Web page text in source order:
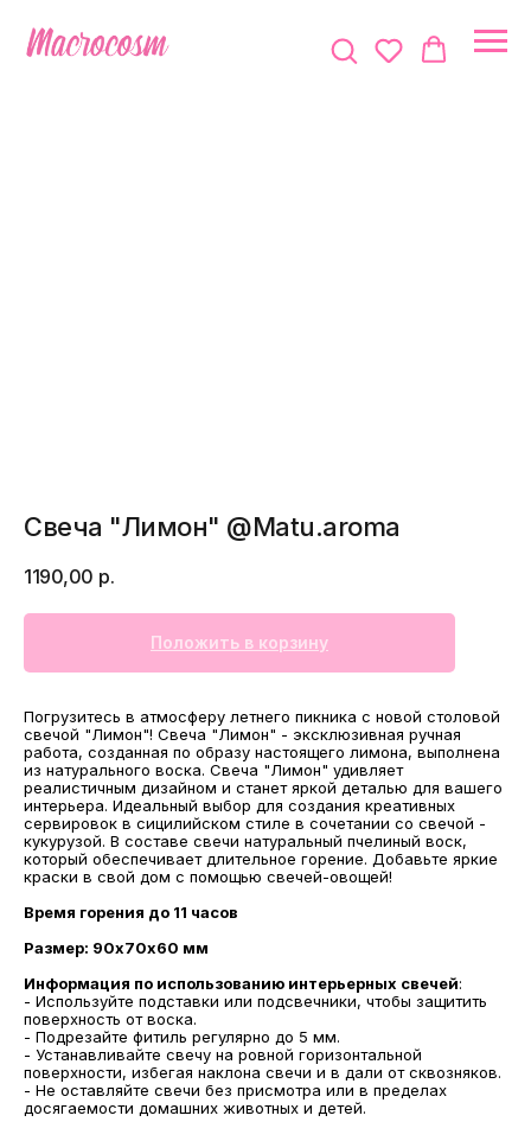
Свеча "Лимон" @Matu.aroma
1190,00 р.
Положить в корзину
Погрузитесь в атмосферу летнего пикника с новой столовой
свечой "Лимон"! Свеча "Лимон" - эксклюзивная ручная
работа, созданная по образу настоящего лимона, выполнена
из натурального воска. Свеча "Лимон" удивляет
реалистичным дизайном и станет яркой деталью для вашего
интерьера. Идеальный выбор для создания креативных
сервировок в сицилийском стиле в сочетании со свечой -
кукурузой. В составе свечи натуральный пчелиный воск,
который обеспечивает длительное горение. Добавьте яркие
краски в свой дом с помощью свечей-овощей!
Время горения до 11 часов
Размер: 90х70х60 мм
Информация по использованию интерьерных свечей:
- Используйте подставки или подсвечники, чтобы защитить
поверхность от воска.
- Подрезайте фитиль регулярно до 5 мм.
- Устанавливайте свечу на ровной горизонтальной
поверхности, избегая наклона свечи и в дали от сквозняков.
- Не оставляйте свечи без присмотра или в пределах
досягаемости домашних животных и детей.
МАГАЗИНЫ
Потрогать, примерить,
ВЛЮБИТЬСЯ И КУПИТЬ
наш бренд вы можете по адресу